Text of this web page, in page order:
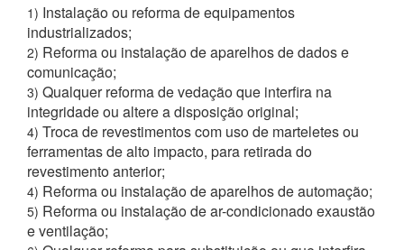
1) Instalação ou reforma de equipamentos
industrializados;
2) Reforma ou instalação de aparelhos de dados e
comunicação;
3) Qualquer reforma de vedação que interfira na
integridade ou altere a disposição original;
4) Troca de revestimentos com uso de marteletes ou
ferramentas de alto impacto, para retirada do
revestimento anterior;
4) Reforma ou instalação de aparelhos de automação;
5) Reforma ou instalação de ar-condicionado exaustão
e ventilação;